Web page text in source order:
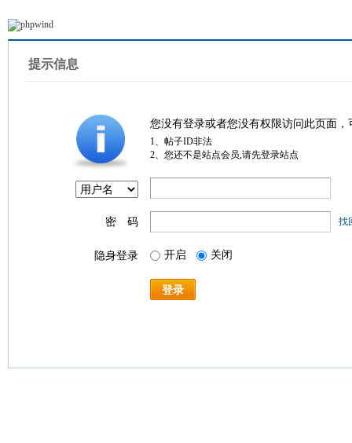
提示信息
您没有登录或者您没有权限访问此页面
1、帖子ID非法
2、您还不是站点会员,请先登录站点
密 码 找
隐身登录 开启 关闭
登录